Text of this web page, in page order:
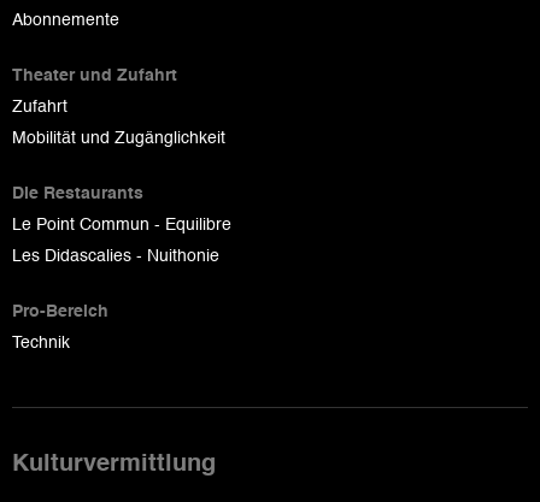
Abonnemente
Theater und Zufahrt
Zufahrt
Mobilität und Zugänglichkeit
Die Restaurants
Le Point Commun - Equilibre
Les Didascalies - Nuithonie
Pro-Bereich
Technik
Kulturvermittlung